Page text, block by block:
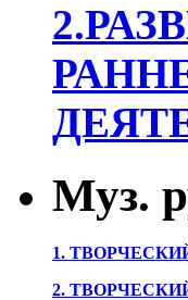
Муз.
1.
2.